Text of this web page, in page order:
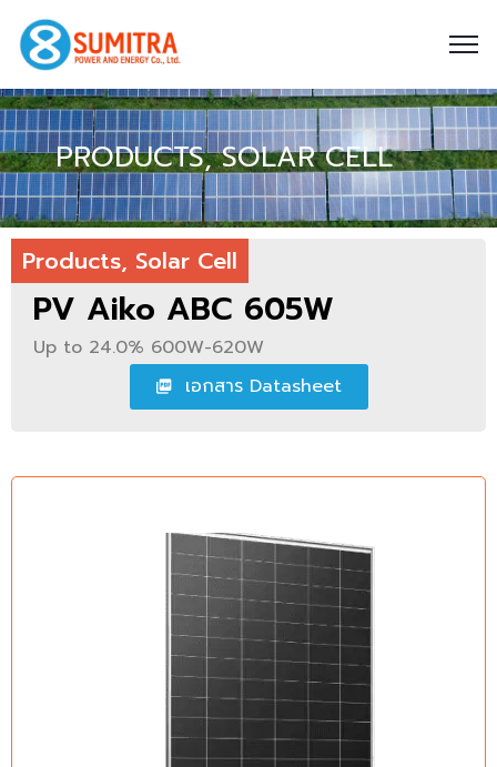
PRODUCTS,SOLAR CELL
Products, Solar Cell
PV Aiko ABC 605W
Up to 24.0% 600W-620W
เอกสาร Datasheet